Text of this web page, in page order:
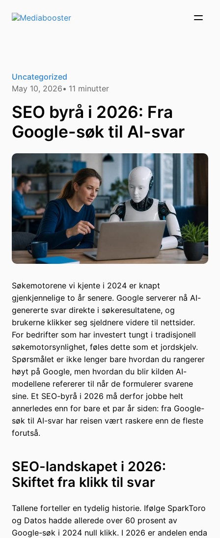
Skip To Main Content
Uncategorized
May 10, 2026
11 minutter
SEO byrå i 2026: Fra
Google-søk til AI-svar
Søkemotorene vi kjente i 2024 er knapt
gjenkjennelige to år senere. Google serverer nå AI-
genererte svar direkte i søkeresultatene, og
brukerne klikker seg sjeldnere videre til nettsider.
For bedrifter som har investert tungt i tradisjonell
søkemotorsynlighet, føles dette som et jordskjelv.
Spørsmålet er ikke lenger bare hvordan du rangerer
høyt på Google, men hvordan du blir kilden AI-
modellene refererer til når de formulerer svarene
sine. Et SEO-byrå i 2026 må derfor jobbe helt
annerledes enn for bare et par år siden: fra Google-
søk til AI-svar har reisen vært raskere enn de fleste
forutså.
SEO-landskapet i 2026:
Skiftet fra klikk til svar
Tallene forteller en tydelig historie. Ifølge SparkToro
og Datos hadde allerede over 60 prosent av
Google-søk i 2024 null klikk. I 2026 er andelen enda